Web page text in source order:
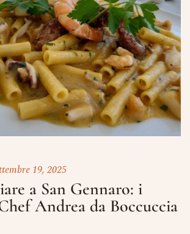
19, 2025
a San Gennaro: i
Andrea da Boccuccia